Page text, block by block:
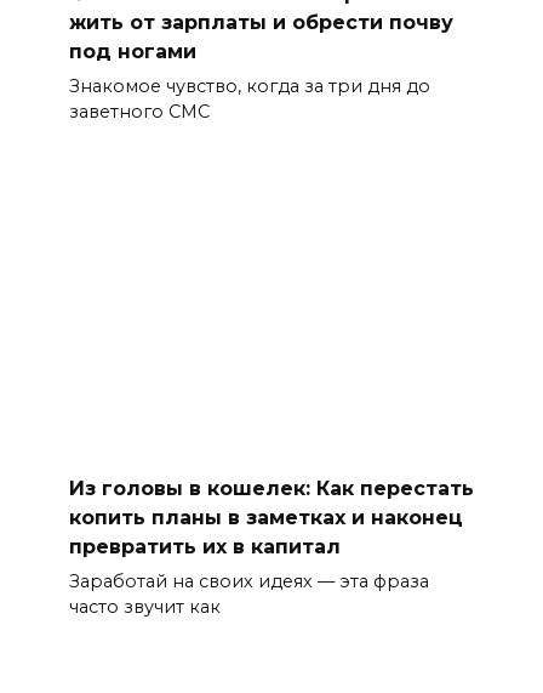
жить от зарплаты и обрести почву
под ногами
Знакомое чувство, когда за три дня до
заветного СМС
Из головы в кошелек: Как перестать
копить планы в заметках и наконец
превратить их в капитал
Заработай на своих идеях — эта фраза
часто звучит как